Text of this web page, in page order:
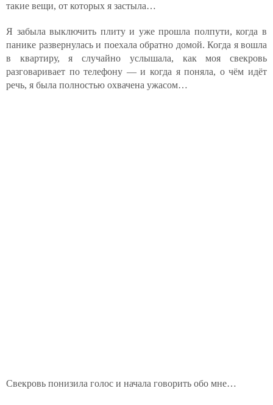
такие вещи, от которых я застыла…
Я забыла выключить плиту и уже прошла полпути, когда в
панике развернулась и поехала обратно домой. Когда я вошла
в квартиру, я случайно услышала, как моя свекровь
разговаривает по телефону — и когда я поняла, о чём идёт
речь, я была полностью охвачена ужасом…
Свекровь понизила голос и начала говорить обо мне…